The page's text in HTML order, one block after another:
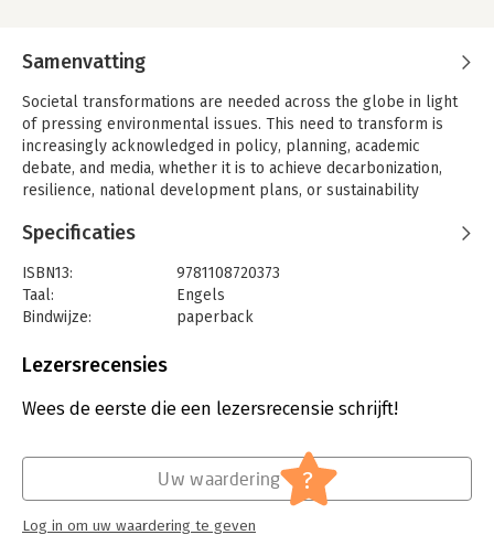
Samenvatting
Societal transformations are needed across the globe in light
of pressing environmental issues. This need to transform is
increasingly acknowledged in policy, planning, academic
debate, and media, whether it is to achieve decarbonization,
resilience, national development plans, or sustainability
comparison of how sustainability transformations are
concrete examples from around the world to show how
societal transformations could achieve the Paris Agreement
and the United Nations Sustainable Development Goals
and new narratives. It examines how societal actors in different
agents and drivers of societal change towards sustainability,
media, lay people's focus groups across five continents, and
international politics. This is a valuable resource for academics
and policymakers working in environmental governance and
sustainability. This is one of a series of publications associated
Specificaties
ISBN13:
9781108720373
Taal:
Engels
Bindwijze:
paperback
Uitgever:
Verschijningsdatum:
3-10-2019
Mens en maatschappij
Lezersrecensies
Wees de eerste die een lezersrecensie schrijft!
Uw waardering ?
Log in om uw waardering te geven